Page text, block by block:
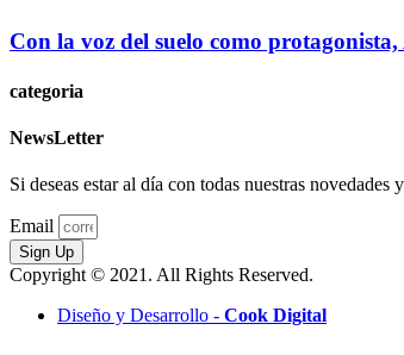
Con la voz del suelo como
categoria
NewsLetter
Si deseas estar al día con todas nuestras
Email
Sign Up
Copyright © 2021. All Rights Reserved.
Diseño y Desarrollo - Cook Digital